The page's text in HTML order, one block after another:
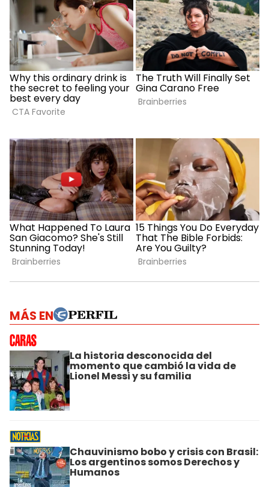
MÁS EN
La historia desconocida del
momento que cambió la vida de
Lionel Messi y su familia
Chauvinismo bobo y crisis con Brasil:
Los argentinos somos Derechos y
Humanos